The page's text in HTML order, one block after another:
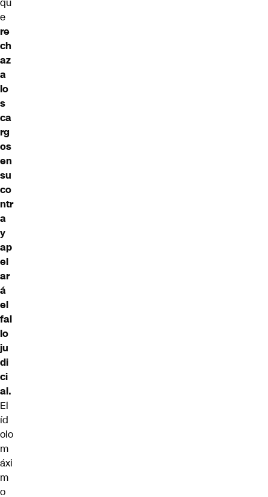
qu
e
re
ch
az
a
lo
s
ca
rg
os
en
su
co
ntr
a
y
ap
el
ar
á
el
fal
lo
ju
di
ci
al.
El
íd
olo
m
áxi
m
o